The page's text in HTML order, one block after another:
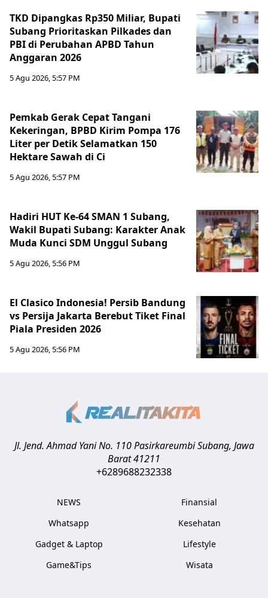
TKD Dipangkas Rp350 Miliar, Bupati
Subang Prioritaskan Pilkades dan
PBI di Perubahan APBD Tahun
Anggaran 2026
5 Agu 2026, 5:57 PM
Pemkab Gerak Cepat Tangani
Kekeringan, BPBD Kirim Pompa 176
Liter per Detik Selamatkan 150
Hektare Sawah di Ci
5 Agu 2026, 5:57 PM
Hadiri HUT Ke-64 SMAN 1 Subang,
Wakil Bupati Subang: Karakter Anak
Muda Kunci SDM Unggul Subang
5 Agu 2026, 5:56 PM
El Clasico Indonesia! Persib Bandung
vs Persija Jakarta Berebut Tiket Final
Piala Presiden 2026
5 Agu 2026, 5:56 PM
Jl. Jend. Ahmad Yani No. 110 Pasirkareumbi Subang, Jawa
Barat41211
+6289688232338
NEWS
Whatsapp
Gadget & Laptop
Game&Tips
Finansial
Kesehatan
Lifestyle
Wisata